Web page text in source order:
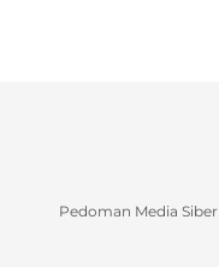
Pedoman Media Siber